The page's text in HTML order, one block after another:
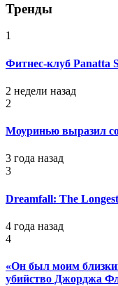
Тренды
1
Фитнес-клуб Panatta
2 недели назад
2
Моуринью выразил
3 года назад
3
Dreamfall: The
4 года назад
4
«Он был моим
убийство Джорджа